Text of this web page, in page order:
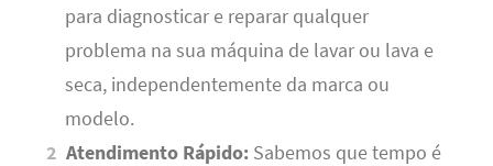
para diagnosticar e reparar qualquer
problema na sua máquina de lavar ou lava e
seca, independentemente da marca ou
modelo.
Atendimento Rápido: Sabemos que tempo é